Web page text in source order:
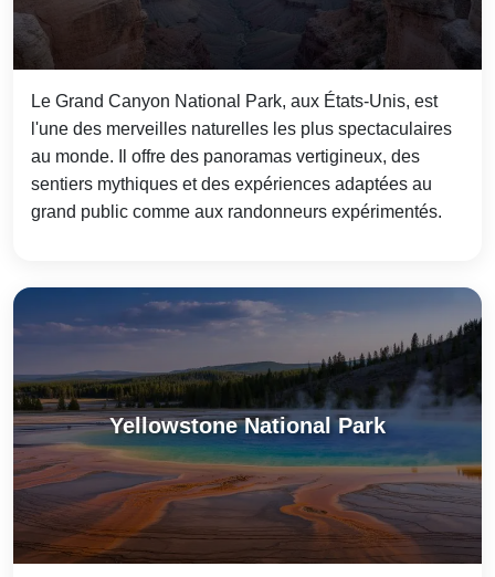
Le Grand Canyon National Park, aux États-Unis, est
l'une des merveilles naturelles les plus spectaculaires
au monde. Il offre des panoramas vertigineux, des
sentiers mythiques et des expériences adaptées au
grand public comme aux randonneurs expérimentés.
Yellowstone National Park